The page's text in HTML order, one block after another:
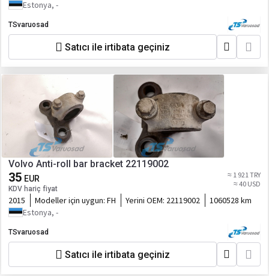
Estonya, -
TSvaruosad
Satıcı ile irtibata geçiniz
Volvo Anti-roll bar bracket 22119002
35 EUR
KDV hariç fiyat
≈ 1 921 TRY
≈ 40 USD
2015 Modeller için uygun: FH Yerini OEM: 22119002
1060528 km
Estonya, -
TSvaruosad
Satıcı ile irtibata geçiniz